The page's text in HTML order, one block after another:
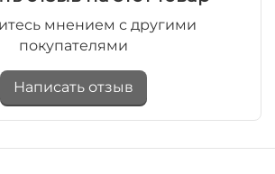
мнением с другими
покупателями
Написать отзыв